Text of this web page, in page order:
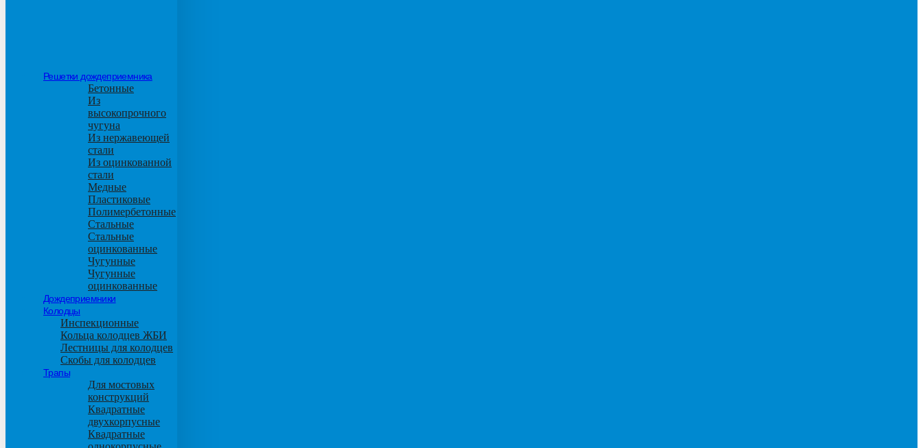
Решетки дождеприемника
Бетонные
Из
высокопрочного
чугуна
Из нержавеющей
стали
Из оцинкованной
стали
Медные
Пластиковые
Полимербетонные
Стальные
Стальные
оцинкованные
Чугунные
Чугунные
оцинкованные
Дождеприемники
Колодцы
Инспекционные
Кольца колодцев ЖБИ
Лестницы для колодцев
Скобы для колодцев
Трапы
Для мостовых
конструкций
Квадратные
двухкорпусные
Квадратные